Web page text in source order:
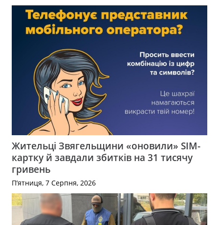
Жительці Звягельщини «оновили» SIM-
картку й завдали збитків на 31 тисячу
гривень
П’ятниця, 7 Серпня, 2026